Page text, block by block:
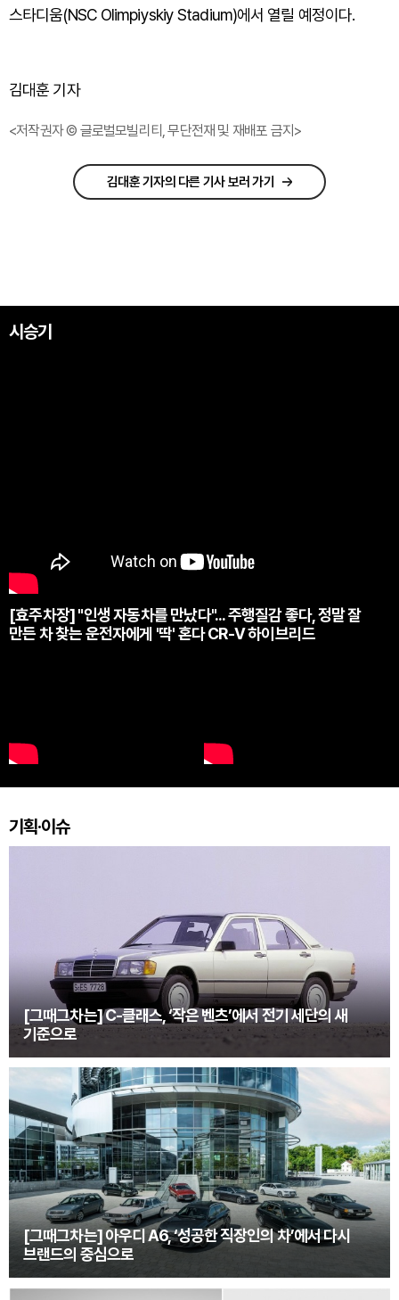
스타디움(NSC Olimpiyskiy Stadium)에서 열릴 예정이다.
김대훈 기자
<저작권자 © 글로벌모빌리티, 무단전재 및 재배포 금지>
김대훈 기자의 다른 기사 보러 가기
시승기
[효주차장] "인생 자동차를 만났다"... 주행질감 좋다, 정말 잘
만든 차 찾는 운전자에게 '딱' 혼다 CR-V 하이브리드
기획·이슈
[그때그차는] C-클래스, ‘작은 벤츠’에서 전기 세단의 새
기준으로
[그때그차는] 아우디 A6, ‘성공한 직장인의 차’에서 다시
브랜드의 중심으로